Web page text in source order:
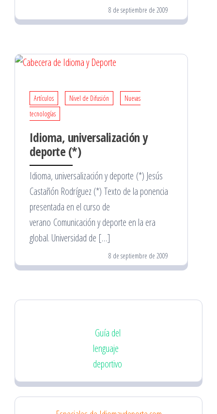
8 de septiembre de 2009
Artículos Nivel de Difusión
Nuevas
tecnologías
Idioma, universalización y
deporte (*)
Idioma, universalización y deporte (*) Jesús
Castañón Rodríguez (*) Texto de la ponencia
presentada en el curso de
verano Comunicación y deporte en la era
global. Universidad de […]
8 de septiembre de 2009
Guía del
lenguaje
deportivo